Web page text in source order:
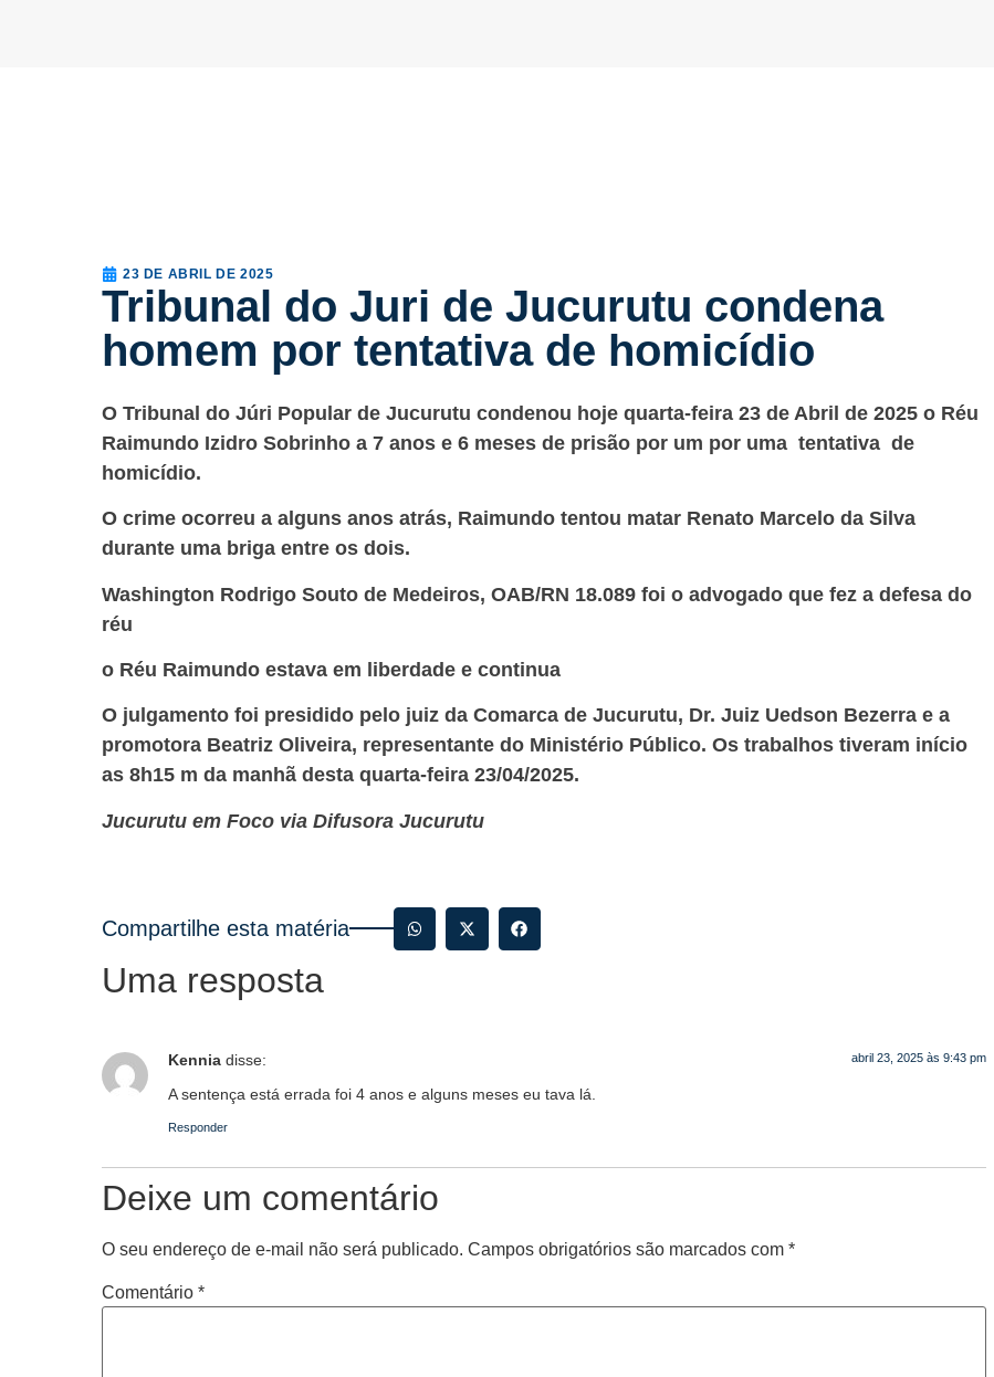
23 DE ABRIL DE 2025
Tribunal do Juri de Jucurutu condena
homem por tentativa de homicídio
O Tribunal do Júri Popular de Jucurutu condenou hoje quarta-feira 23 de Abril de 2025 o Réu
Raimundo Izidro Sobrinho a 7 anos e 6 meses de prisão por um por uma tentativa de
homicídio.
O crime ocorreu a alguns anos atrás, Raimundo tentou matar Renato Marcelo da Silva
durante uma briga entre os dois.
Washington Rodrigo Souto de Medeiros, OAB/RN 18.089 foi o advogado que fez a defesa do
réu
o Réu Raimundo estava em liberdade e continua
O julgamento foi presidido pelo juiz da Comarca de Jucurutu, Dr. Juiz Uedson Bezerra e a
promotora Beatriz Oliveira, representante do Ministério Público. Os trabalhos tiveram início
as 8h15 m da manhã desta quarta-feira 23/04/2025.
Jucurutu em Foco via Difusora Jucurutu
Compartilhe esta matéria
Uma resposta
Kennia disse: abril 23, 2025 às 9:43 pm
A sentença está errada foi 4 anos e alguns meses eu tava lá.
Responder
Deixe um comentário
O seu endereço de e-mail não será publicado. Campos obrigatórios são marcados com *
Comentário *